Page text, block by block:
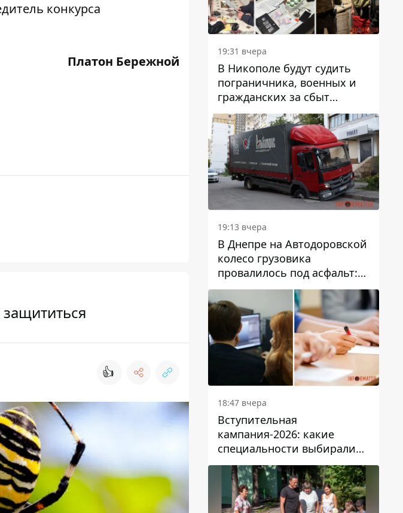
конкурса
Платон Бережной
👍
19:31 вчера
В Никополе будут судить
пограничника, военных и
гражданских за сбыт
психотропов
19:13 вчера
В Днепре на Автодоровской
колесо грузовика
провалилось под асфальт:
движение заблокировано
18:47 вчера
Вступительная
кампания-2026: какие
специальности выбирали
абитуриенты в Украине